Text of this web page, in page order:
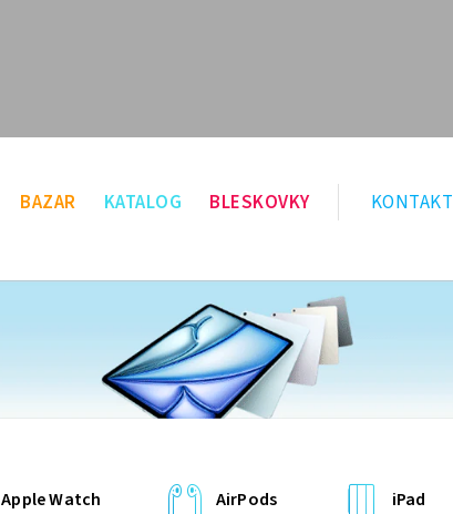
BAZAR KATALOG BLESKOVKY KONTAKT
Apple Watch AirPods iPad